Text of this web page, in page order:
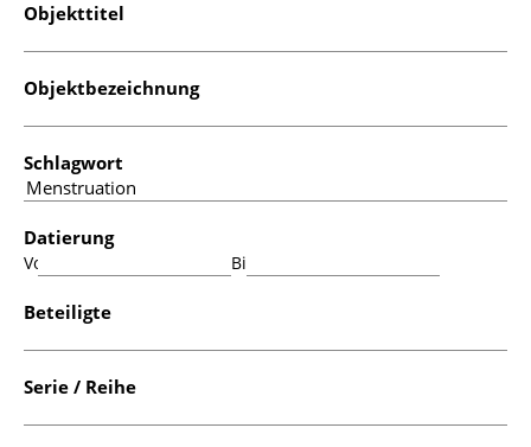
Objekttitel
Objektbezeichnung
Schlagwort
Datierung
Von: Bis:
Beteiligte
Serie / Reihe